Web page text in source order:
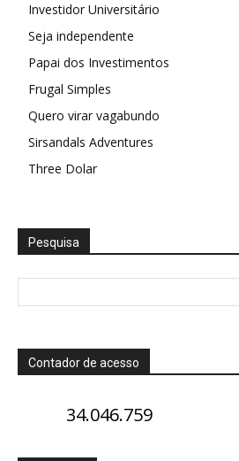
Investidor Universitário
Seja independente
Papai dos Investimentos
Frugal Simples
Quero virar vagabundo
Sirsandals Adventures
Three Dolar
Pesquisa
Contador de acesso
34.046.759